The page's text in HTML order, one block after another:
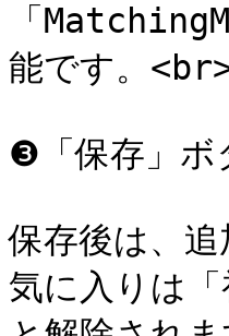
「
能です。
❸「保存」ボ
保存後は、
気に入りは